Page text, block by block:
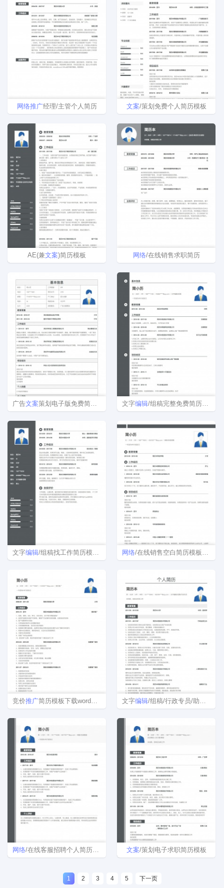
网络推广经理/主管个人简历 文案/策划免费个人简历模板
AE(兼文案)简历模板 网络/在线销售求职简历
广告文案策划电子版免费简历模板 文字编辑/组稿完整免费简历模板
文字编辑/组稿找工作简历模板下载word格式 网络/在线销售空白简历模板下载
竞价推广简历模板下载word格式 文字编辑/组稿/行政专员/助理简历模板
网络/在线客服招聘个人简历模板 文案/策划电子求职简历模板
1 2 3 4 5 下一页